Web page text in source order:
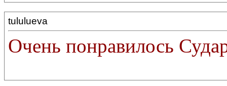
tululueva
Очень понравилось